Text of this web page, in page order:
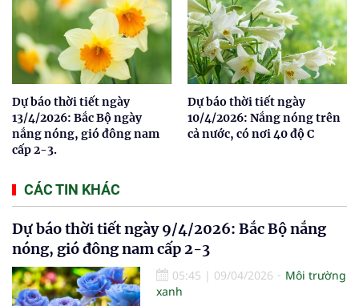
Dự báo thời tiết ngày
13/4/2026: Bắc Bộ ngày
nắng nóng, gió đông nam
cấp 2-3.
Dự báo thời tiết ngày
10/4/2026: Nắng nóng trên
cả nước, có nơi 40 độ C
CÁC TIN KHÁC
Dự báo thời tiết ngày 9/4/2026: Bắc Bộ nắng
nóng, gió đông nam cấp 2-3
05:45 | 09/04/2026
Môi trường
xanh